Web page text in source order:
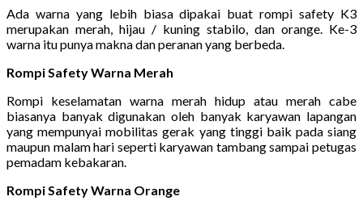
Ada warna yang lebih biasa dipakai buat rompi safety K3
merupakan merah, hijau / kuning stabilo, dan orange. Ke-3
warna itu punya makna dan peranan yang berbeda.
Rompi Safety Warna Merah
Rompi keselamatan warna merah hidup atau merah cabe
biasanya banyak digunakan oleh banyak karyawan lapangan
yang mempunyai mobilitas gerak yang tinggi baik pada siang
maupun malam hari seperti karyawan tambang sampai petugas
pemadam kebakaran.
Rompi Safety Warna Orange